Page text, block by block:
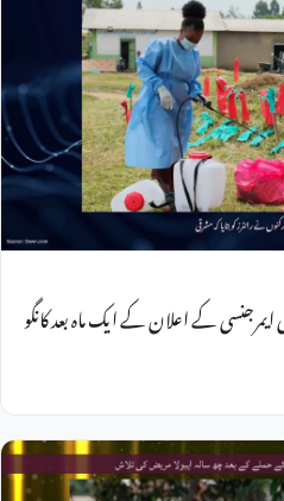
کے اعلان کے ایک ماہ بعد کانگو